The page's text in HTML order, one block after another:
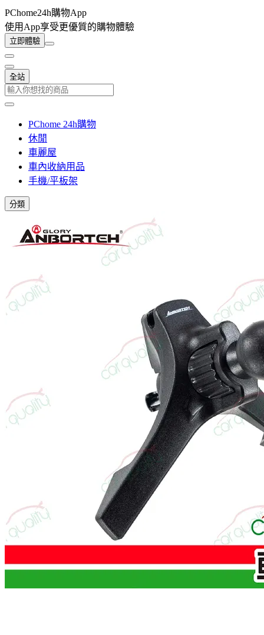
PChome24h購物App
使用App享受更優質的購物體驗
立即體驗
全站
PChome 24h購物
休閒
車麗屋
車內收納用品
手機/平板架
分類